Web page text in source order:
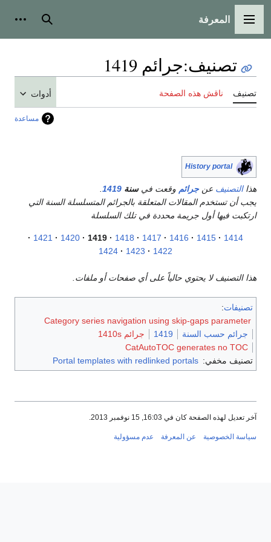
القائمة الرئيسية
المعرفة بحث
تصنيف:جرائم 1419
تصنيف ناقش هذه الصفحة أدوات
مساعدة
History portal
هذاالتصنيف عنجرائم وقعت فيسنة 1419
يجب أن تستخدم المقالات المتعلقة بالجرائم المتسلسلة السنة التي
ارتكبت فيها أول جريمة محددة في تلك السلسلة
1414
1415
1416
1417
1418
1419
1420
1421
1422
1423
1424
هذا التصنيف لا يحتوي حالياً على أي صفحات أو ملفات.
تصنيفات:
Category series navigation using skip-gaps parameter
جرائم حسب السنة
1419
جرائم 1410s
CatAutoTOC generates no TOC
تصنيف مخفي: Portal templates with redlinked portals
آخر تعديل لهذه الصفحة كان في 16:03, 15 نوفمبر 2013.
سياسة الخصوصية عن المعرفة عدم مسؤولية